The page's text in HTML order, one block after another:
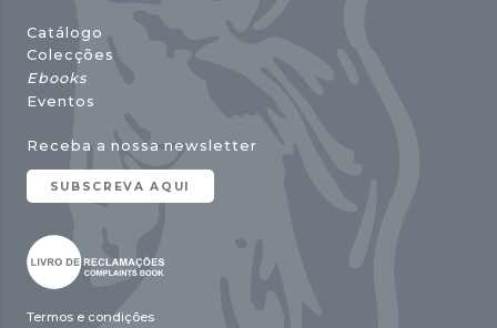
Catálogo
Colecções
Ebooks
Eventos
Receba a nossa newsletter
SUBSCREVA AQUI
Termos e condições